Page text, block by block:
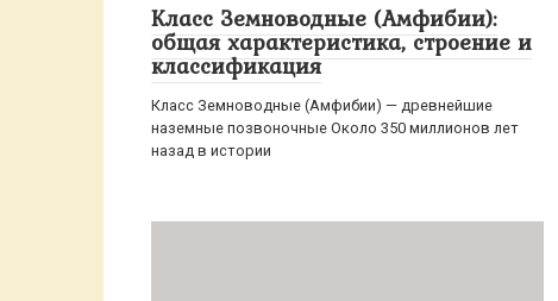
Класс Земноводные (Амфибии):
общая характеристика, строение и
классификация
Класс Земноводные (Амфибии) — древнейшие
наземные позвоночные Около 350 миллионов лет
назад в истории